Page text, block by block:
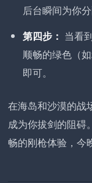
后台瞬间为你
第四步： 当看
顺畅的绿色（
即可。
在海岛和沙漠的战
成为你拔剑的阻碍
畅的刚枪体验，今